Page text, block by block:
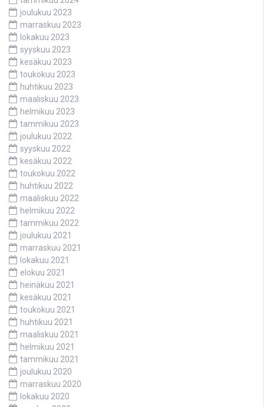
joulukuu 2023
marraskuu 2023
lokakuu 2023
syyskuu 2023
kesäkuu 2023
toukokuu 2023
huhtikuu 2023
maaliskuu 2023
helmikuu 2023
tammikuu 2023
joulukuu 2022
syyskuu 2022
kesäkuu 2022
toukokuu 2022
huhtikuu 2022
maaliskuu 2022
helmikuu 2022
tammikuu 2022
joulukuu 2021
marraskuu 2021
lokakuu 2021
elokuu 2021
heinäkuu 2021
kesäkuu 2021
toukokuu 2021
huhtikuu 2021
maaliskuu 2021
helmikuu 2021
tammikuu 2021
joulukuu 2020
marraskuu 2020
lokakuu 2020